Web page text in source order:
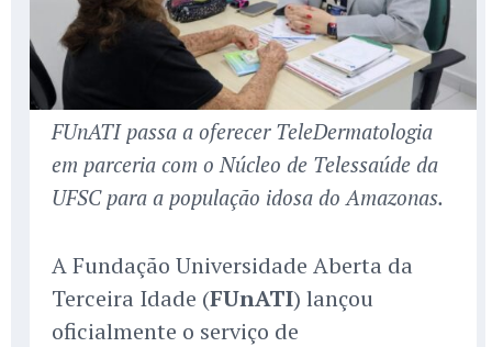
FUnATI passa a oferecer TeleDermatologia
em parceria com o Núcleo de Telessaúde da
UFSC para a população idosa do Amazonas.
A Fundação Universidade Aberta da
Terceira Idade (FUnATI) lançou
oficialmente o serviço de